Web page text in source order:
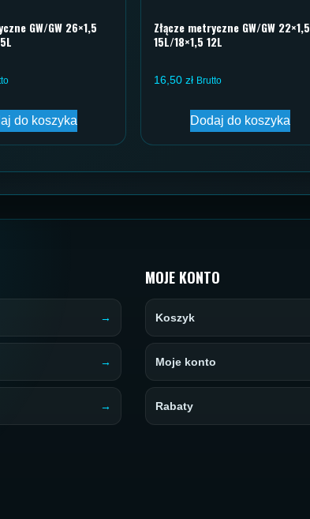
GW/GW 26×1,5
do koszyka
Złącze metryczne GW/GW 22×1,5
15L/18×1,5 12L
16,50 zł Brutto
Dodaj do koszyka
MOJE KONTO
Koszyk
Moje konto
Rabaty